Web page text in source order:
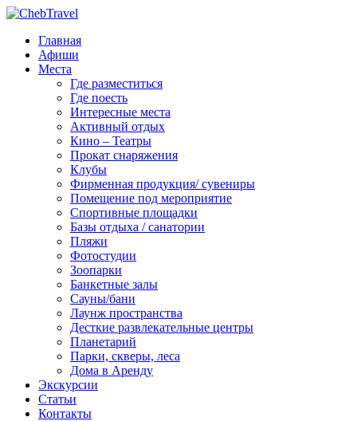
Главная
Афиши
Места
Где разместиться
Где поесть
Интересные места
Активный отдых
Кино – Театры
Прокат снаряжения
Клубы
Фирменная продукция/ сувениры
Помещение под мероприятие
Спортивные площадки
Базы отдыха / санатории
Пляжи
Фотостудии
Зоопарки
Банкетные залы
Сауны/бани
Лаунж пространства
Десткие развлекательные центры
Планетарий
Парки, скверы, леса
Дома в Аренду
Экскурсии
Статьи
Контакты